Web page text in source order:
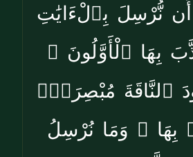
أَن نُّرْسِلَ بِٱلْءَايَٰتِ
بِهَا ٱلْأَوَّلُونَ
ٱلنَّاقَةَ مُبْصِرَةًۭ
بِهَا ۚ وَمَا نُرْسِلُ